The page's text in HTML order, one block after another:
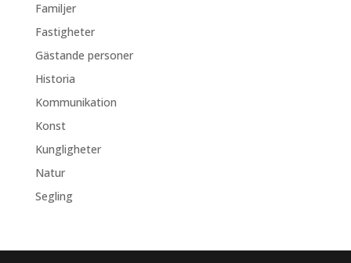
Familjer
Fastigheter
Gästande personer
Historia
Kommunikation
Konst
Kungligheter
Natur
Segling